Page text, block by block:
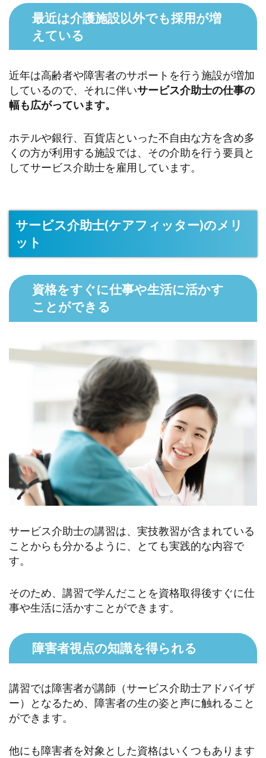
最近は介護施設以外でも採用が増
えている
近年は高齢者や障害者のサポートを行う施設が増加
しているので、それに伴いサービス介助士の仕事の
幅も広がっています。
ホテルや銀行、百貨店といった不自由な方を含め多
くの方が利用する施設では、その介助を行う要員と
してサービス介助士を雇用しています。
サービス介助士(ケアフィッター)のメリ
ット
資格をすぐに仕事や生活に活かす
ことができる
サービス介助士の講習は、実技教習が含まれている
ことからも分かるように、とても実践的な内容で
す。
そのため、講習で学んだことを資格取得後すぐに仕
事や生活に活かすことができます。
障害者視点の知識を得られる
講習では障害者が講師（サービス介助士アドバイザ
ー）となるため、障害者の生の姿と声に触れること
ができます。
他にも障害者を対象とした資格はいくつもあります